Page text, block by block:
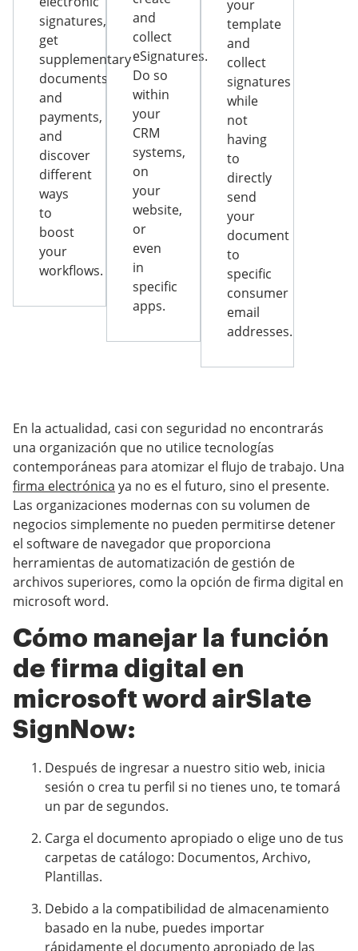
signatures,
get
supplementary
documents
and
payments,
and
discover
different
ways
to
boost
your
workflows.
and
collect
eSignatures.
Do so
within
your
CRM
systems,
on
your
website,
or
even
in
specific
apps.
your
template
and
collect
signatures
while
not
having
to
directly
send
your
document
to
specific
consumer
email
addresses.
En la actualidad, casi con seguridad no encontrarás
una organización que no utilice tecnologías
contemporáneas para atomizar el flujo de trabajo. Una
firma electrónica ya no es el futuro, sino el presente.
Las organizaciones modernas con su volumen de
negocios simplemente no pueden permitirse detener
el software de navegador que proporciona
herramientas de automatización de gestión de
archivos superiores, como la opción de firma digital en
microsoft word.
Cómo manejar la función
de firma digital en
microsoft word airSlate
SignNow:
Después de ingresar a nuestro sitio web, inicia
sesión o crea tu perfil si no tienes uno, te tomará
un par de segundos.
Carga el documento apropiado o elige uno de tus
carpetas de catálogo: Documentos, Archivo,
Plantillas.
Debido a la compatibilidad de almacenamiento
basado en la nube, puedes importar
rápidamente el documento apropiado de las